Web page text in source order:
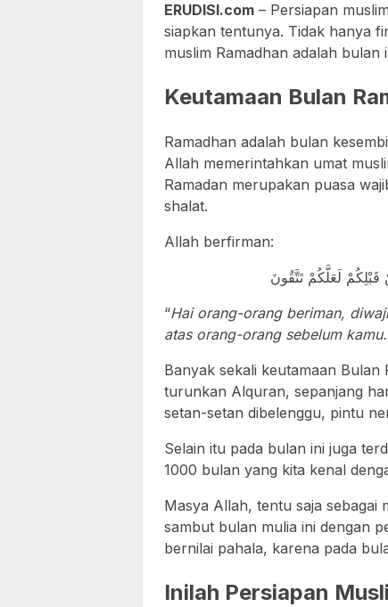
ERUDISI.com – Persiapan
siapkan tentunya. Tidak hanya
muslim Ramadhan adalah
Keutamaan Bulan
Ramadhan adalah bulan
Allah memerintahkan umat
Ramadan merupakan puasa
shalat.
Allah berfirman:
“Hai orang-orang beriman,
atas orang-orang sebelum
Banyak sekali keutamaan
turunkan Alquran, sepanjang
setan-setan dibelenggu, pintu
Selain itu pada bulan ini juga
1000 bulan yang kita kenal
Masya Allah, tentu saja sebagai
sambut bulan mulia ini dengan
bernilai pahala, karena pada
Inilah Persiapan